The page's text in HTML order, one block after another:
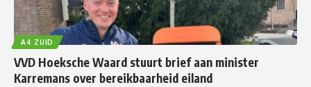
A4 ZUID
VVD Hoeksche Waard stuurt brief aan minister
Karremans over bereikbaarheid eiland